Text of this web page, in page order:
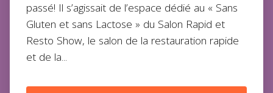
passé! Il s’agissait de l’espace dédié au « Sans
Gluten et sans Lactose » du Salon Rapid et
Resto Show, le salon de la restauration rapide
et de la...